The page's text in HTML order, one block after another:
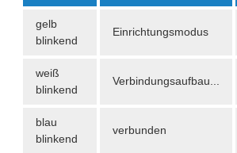
gelb
blinkend
Einrichtungsmodus
weiß
blinkend
Verbindungsaufbau...
blau
blinkend
verbunden